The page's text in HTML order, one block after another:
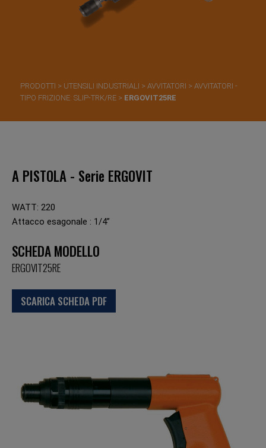
PRODOTTI > UTENSILI INDUSTRIALI > AVVITATORI > AVVITATORI -
TIPO FRIZIONE: SLIP-TRK/RE > ERGOVIT25RE
A PISTOLA - Serie ERGOVIT
WATT: 220
Attacco esagonale : 1/4”
SCHEDA MODELLO
ERGOVIT25RE
SCARICA SCHEDA PDF